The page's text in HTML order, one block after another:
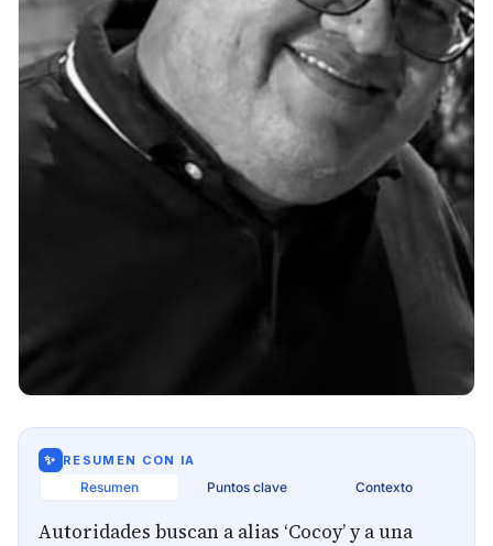
✨ RESUMEN CON IA
Resumen Puntos clave Contexto
Autoridades buscan a alias ‘Cocoy’ y a una